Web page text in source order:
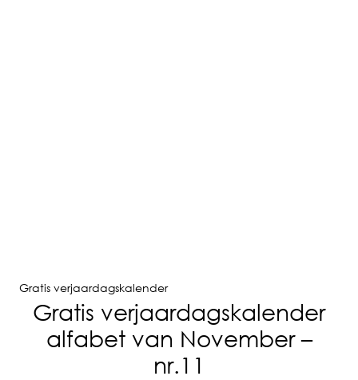
Gratis verjaardagskalender
Gratis verjaardagskalender
alfabet van November –
nr.11